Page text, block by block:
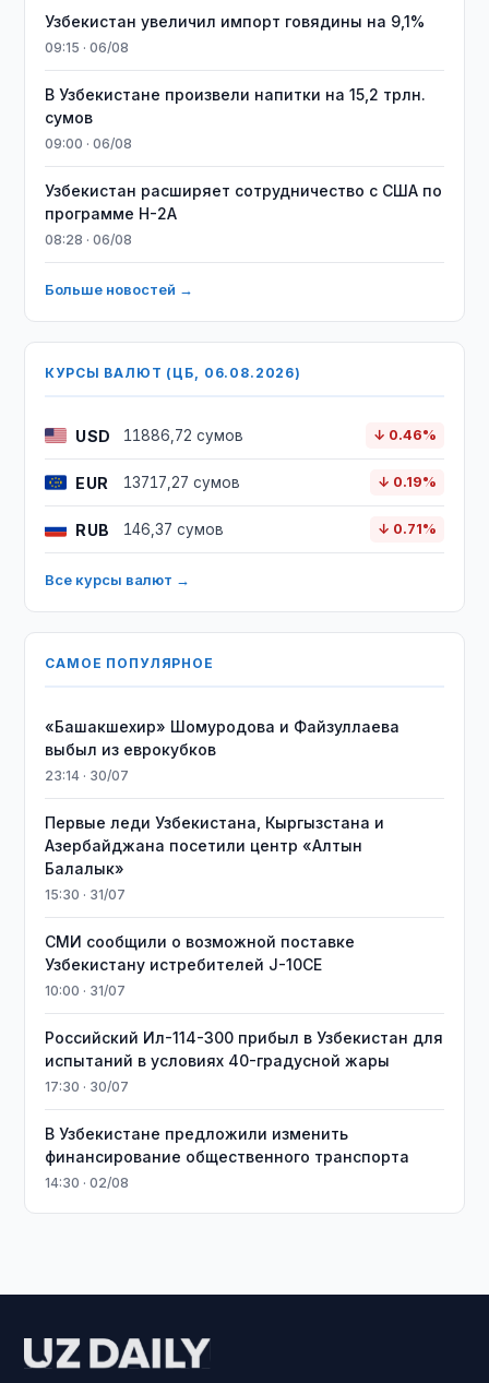
Узбекистан увеличил импорт говядины на 9,1%
09:15 · 06/08
В Узбекистане произвели напитки на 15,2 трлн.
сумов
09:00 · 06/08
Узбекистан расширяет сотрудничество с США по
программе H-2A
08:28 · 06/08
Больше новостей →
КУРСЫ ВАЛЮТ (ЦБ, 06.08.2026)
USD 11886,72 сумов ↓ 0.46%
EUR 13717,27 сумов ↓ 0.19%
RUB 146,37 сумов ↓ 0.71%
Все курсы валют →
САМОЕ ПОПУЛЯРНОЕ
«Башакшехир» Шомуродова и Файзуллаева
выбыл из еврокубков
23:14 · 30/07
Первые леди Узбекистана, Кыргызстана и
Азербайджана посетили центр «Алтын
Балалык»
15:30 · 31/07
СМИ сообщили о возможной поставке
Узбекистану истребителей J-10CE
10:00 · 31/07
Российский Ил-114-300 прибыл в Узбекистан для
испытаний в условиях 40-градусной жары
17:30 · 30/07
В Узбекистане предложили изменить
финансирование общественного транспорта
14:30 · 02/08